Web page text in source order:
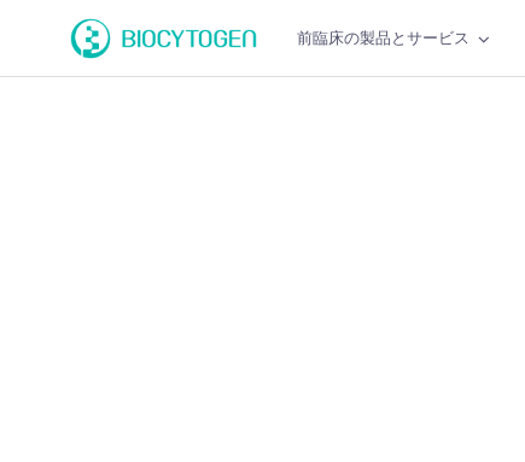
前臨床の製品とサービス